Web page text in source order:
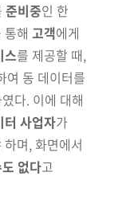
준비중인 한
통해 고객에게
스를 제공할 때,
여 동 데이터를
다. 이에 대해
터 사업자가
며, 화면에서
없다고